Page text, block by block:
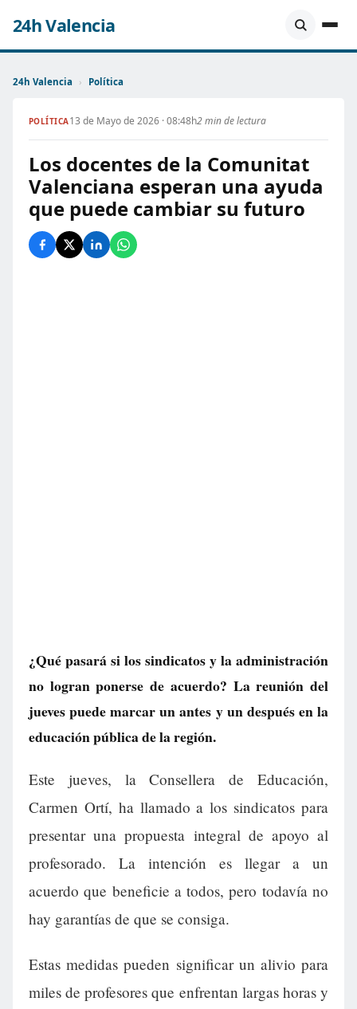
24h Valencia
24h Valencia › Política
POLÍTICA13 de Mayo de 2026 · 08:48h2 min de lectura
Los docentes de la Comunitat
Valenciana esperan una ayuda
que puede cambiar su futuro
¿Qué pasará si los sindicatos y la administración
no logran ponerse de acuerdo? La reunión del
jueves puede marcar un antes y un después en la
educación pública de la región.
Este jueves, la Consellera de Educación,
Carmen Ortí, ha llamado a los sindicatos para
presentar una propuesta integral de apoyo al
profesorado. La intención es llegar a un
acuerdo que beneficie a todos, pero todavía no
hay garantías de que se consiga.
Estas medidas pueden significar un alivio para
miles de profesores que enfrentan largas horas y